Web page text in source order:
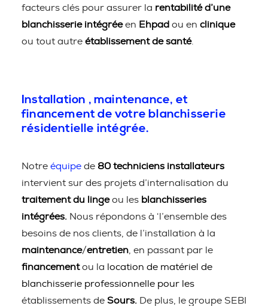
facteurs clés pour assurer la rentabilité d’une
blanchisserie intégréeen Ehpad ou en clinique
ou tout autre établissement de santé.
Installation , maintenance, et
financement de votre blanchisserie
résidentielle intégrée.
Notre équipe de 80 techniciens installateurs
intervient sur des projets d’internalisation du
traitement du lingeou les blanchisseries
intégrées. Nous répondons à ‘l’ensemble des
besoins de nos clients, de l’installation à la
maintenance/entretien , en passant par le
financementou la location de matériel de
blanchisserie professionnelle pour les
établissements de Sours. De plus, le groupe SEBI